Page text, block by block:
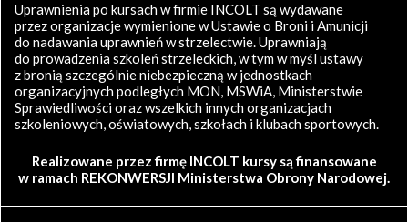
Uprawnienia po kursach w firmie INCOLT są wydawane
przez organizacje wymienione w Ustawie o Broni i Amunicji
do nadawania uprawnień w strzelectwie. Uprawniają
do prowadzenia szkoleń strzeleckich, w tym w myśl ustawy
z bronią szczególnie niebezpieczną w jednostkach
organizacyjnych podległych MON, MSWiA, Ministerstwie
Sprawiedliwości oraz wszelkich innych organizacjach
szkoleniowych, oświatowych, szkołach i klubach sportowych.
Realizowane przez firmę INCOLT kursy są finansowane
w ramach REKONWERSJI Ministerstwa Obrony Narodowej.